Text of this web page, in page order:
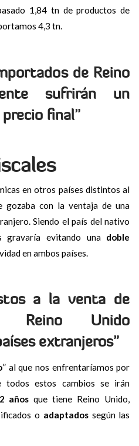
1,84 tn de productos de
4,3 tn.
de Reino
sufrirán un
final”
en otros países distintos al
gozaba con la ventaja de una
Siendo el país del nativo
gravaría evitando una doble
en ambos países.
a la venta de
Reino Unido
extranjeros”
” al que nos enfrentaríamos por
todos estos cambios se irán
2 años que tiene Reino Unido,
o adaptadossegún las